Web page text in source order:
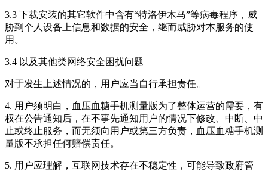
3.3 下载安装的其它软件中含有“特洛伊木马”等病毒程序，威
胁到个人设备上信息和数据的安全，继而威胁对本服务的使
用。
3.4 以及其他类网络安全困扰问题
对于发生上述情况的，用户应当自行承担责任。
4. 用户须明白，血压血糖手机测量版为了整体运营的需要，有
权在公告通知后，在不事先通知用户的情况下修改、中断、中
止或终止服务，而无须向用户或第三方负责，血压血糖手机测
量版不承担任何赔偿责任。
5. 用户应理解，互联网技术存在不稳定性，可能导致政府管